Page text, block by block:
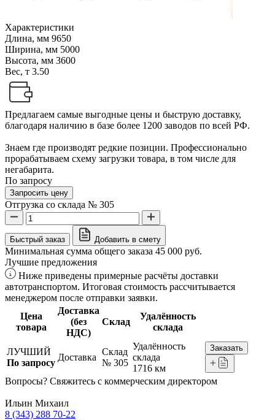
Характеристики
Длина, мм 9650
Ширина, мм 5000
Высота, мм 3600
Вес, т 3.50
Предлагаем самые выгодные цены и быструю доставку,
благодаря наличию в базе более 1200 заводов по всей РФ.
Знаем где производят редкие позиции. Профессионально
прорабатываем схему загрузки товара, в том числе для
негабарита.
По запросу
Запросить цену
Отгрузка со склада № 305
Быстрый заказ Добавить в смету
Минимальная сумма общего заказа 45 000 руб.
Лучшие предложения
Ниже приведены примерные расчёты доставки
автотранспортом. Итоговая стоимость рассчитывается
менеджером после отправки заявки.
Цена
товара
Доставка
(без
НДС)
Склад
Удалённость
склада
ЛУЧШИЙ
По запросу
Доставка
Склад
№ 305
Удалённость
склада
1716 км
Заказать
Вопросы? Свяжитесь с коммерческим директором
Ильин Михаил
8 (343) 288 70-22